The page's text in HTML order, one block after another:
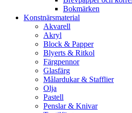
Bokmärken
Konstnärsmaterial
Akvarell
Akryl
Block & Papper
Blyerts & Ritkol
Färgpennor
Glasfärg
Målardukar & Stafflier
Olja
Pastell
Penslar & Knivar